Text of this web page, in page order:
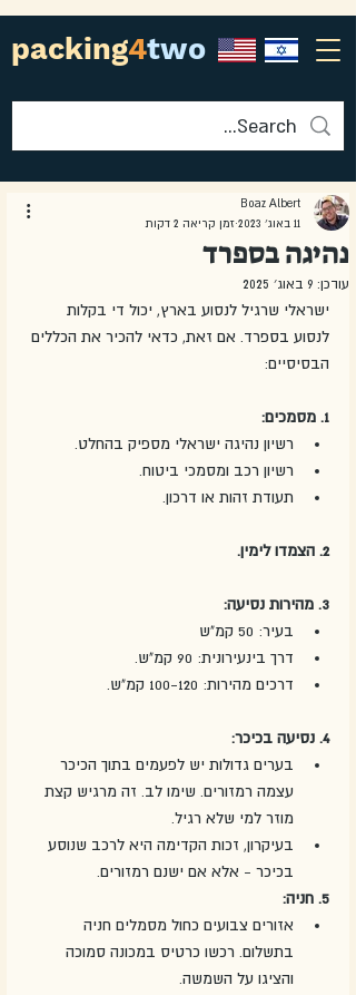
packing4two
נהיגה בספרד
Boaz Albert
11 באוג׳ 2023
זמן קריאה 2 דקות
עודכן: 9 באוג׳ 2025
ישראלי שרגיל לנסוע בארץ, יכול די בקלות
לנסוע בספרד. אם זאת, כדאי להכיר את הכללים
הבסיסיים:
1. מסמכים:
רשיון נהיגה ישראלי מספיק בהחלט.
רשיון רכב ומסמכי ביטוח.
תעודת זהות או דרכון.
2. הצמדו לימין.
3. מהירות נסיעה:
בעיר: 50 קמ"ש
דרך בינעירונית: 90 קמ"ש.
דרכים מהירות: 100-120 קמ"ש.
4. נסיעה בכיכר:
בערים גדולות יש לפעמים בתוך הכיכר
עצמה רמזורים. שימו לב. זה מרגיש קצת
מוזר למי שלא רגיל.
בעיקרון, זכות הקדימה היא לרכב שנוסע
בכיכר - אלא אם ישנם רמזורים.
5. חניה:
אזורים צבועים כחול מסמלים חניה
בתשלום. רכשו כרטיס במכונה סמוכה
והציגו על השמשה.